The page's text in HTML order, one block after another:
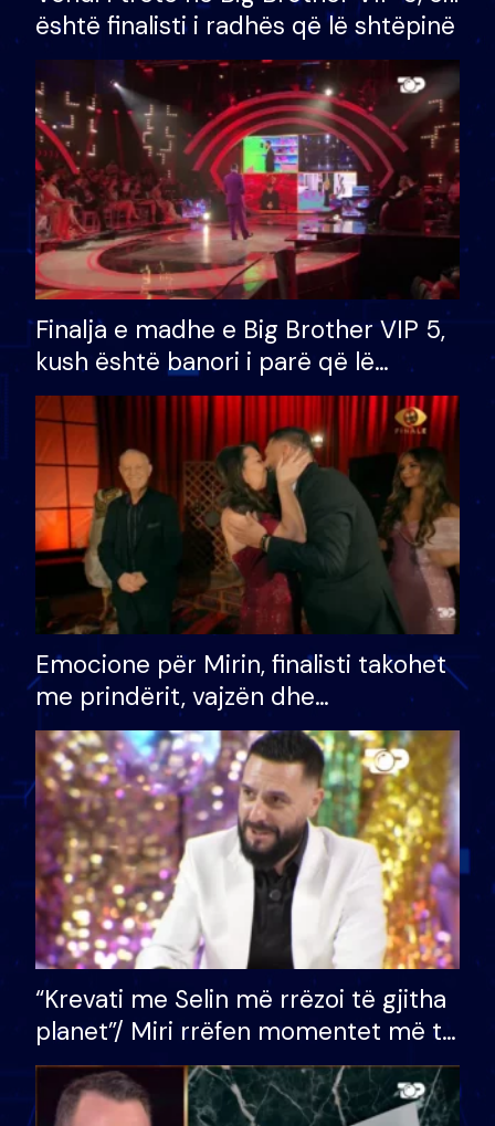
është finalisti i radhës që lë shtëpinë
Finalja e madhe e Big Brother VIP 5,
kush është banori i parë që lë
shtëpinë dhe humb mundësinë për
të fituar çmimin e madh
Emocione për Mirin, finalisti takohet
me prindërit, vajzën dhe
bashkëshorten: S’kemi ndonjë letër
divorci apo jo?
“Krevati me Selin më rrëzoi të gjitha
planet”/ Miri rrëfen momentet më të
bukura në shtëpinë e BB VIP: Do më
mungojë zilja e mëngjesit kur…